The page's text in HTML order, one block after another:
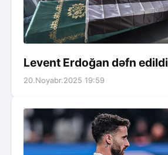
Levent Erdoğan dəfn edildi
20.Noyabr.2025 19:59